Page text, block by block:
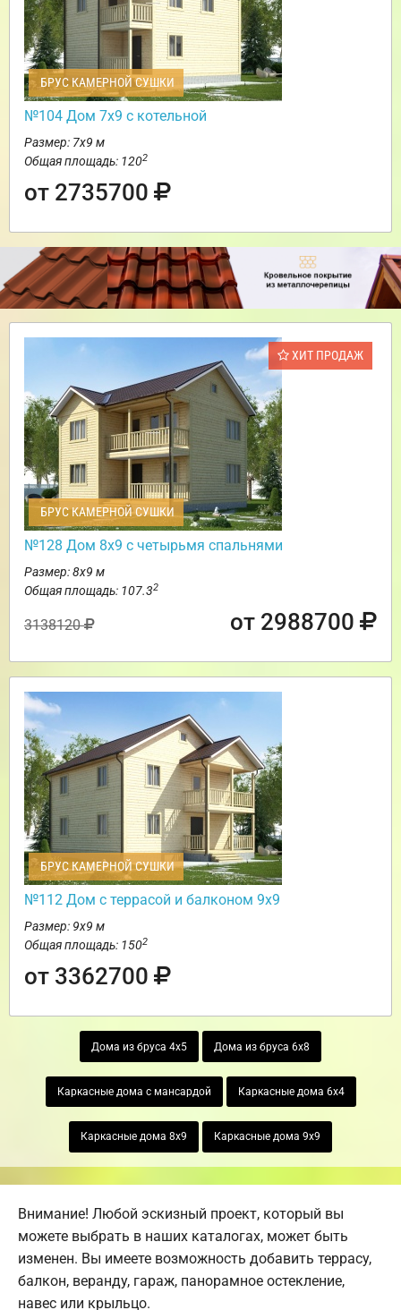
БРУС КАМЕРНОЙ СУШКИ
№104 Дом 7х9 с котельной
Размер: 7х9 м
Общая площадь: 1202
от 2735700
ХИТ ПРОДАЖ
БРУС КАМЕРНОЙ СУШКИ
№128 Дом 8х9 с четырьмя спальнями
Размер: 8х9 м
Общая площадь: 107.32
3138120 от 2988700
БРУС КАМЕРНОЙ СУШКИ
№112 Дом с террасой и балконом 9х9
Размер: 9х9 м
Общая площадь: 1502
от 3362700
Дома из бруса 4х5 Дома из бруса 6х8
Каркасные дома с мансардой Каркасные дома 6х4
Каркасные дома 8х9 Каркасные дома 9х9
Внимание! Любой эскизный проект, который вы
можете выбрать в наших каталогах, может быть
изменен. Вы имеете возможность добавить террасу,
балкон, веранду, гараж, панорамное остекление,
навес или крыльцо.